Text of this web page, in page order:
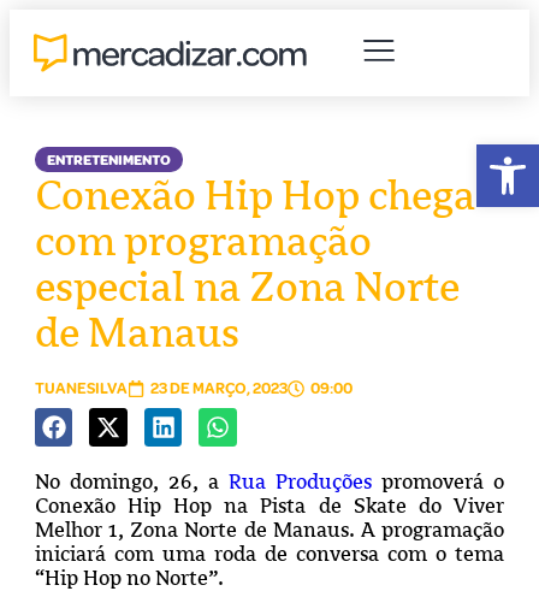
ENTRETENIMENTO
Conexão Hip Hop chega
com programação
especial na Zona Norte
de Manaus
TUANESILVA 23 DE MARÇO, 2023 09:00
No domingo, 26, aRua Produções promoverá o
Conexão Hip Hop na Pista de Skate do Viver
Melhor 1, Zona Norte de Manaus. A programação
iniciará com uma roda de conversa com o tema
“Hip Hop no Norte”.